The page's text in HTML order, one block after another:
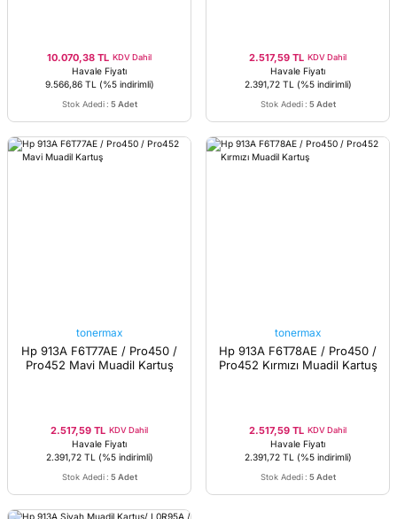
10.070,38 TL KDV Dahil
Havale Fiyatı
9.566,86 TL
(%5 indirimli)
Stok Adedi : 5 Adet
2.517,59 TL KDV Dahil
Havale Fiyatı
2.391,72 TL
(%5 indirimli)
Stok Adedi : 5 Adet
tonermax
Hp 913A F6T77AE / Pro450 /
Pro452 Mavi Muadil Kartuş
2.517,59 TL KDV Dahil
Havale Fiyatı
2.391,72 TL
(%5 indirimli)
Stok Adedi : 5 Adet
tonermax
Hp 913A F6T78AE / Pro450 /
Pro452 Kırmızı Muadil Kartuş
2.517,59 TL KDV Dahil
Havale Fiyatı
2.391,72 TL
(%5 indirimli)
Stok Adedi : 5 Adet